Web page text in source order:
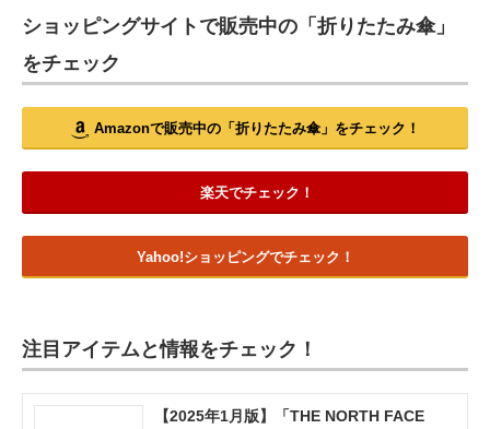
ショッピングサイトで販売中の「折りたたみ傘」
をチェック
Amazonで販売中の「折りたたみ傘」をチェック！
楽天でチェック！
Yahoo!ショッピングでチェック！
注目アイテムと情報をチェック！
【2025年1月版】「THE NORTH FACE